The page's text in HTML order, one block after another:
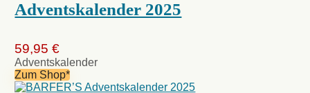
Adventskalender 2025
59,95 €
Adventskalender
Zum Shop*